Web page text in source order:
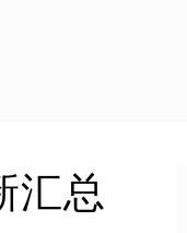
汇总